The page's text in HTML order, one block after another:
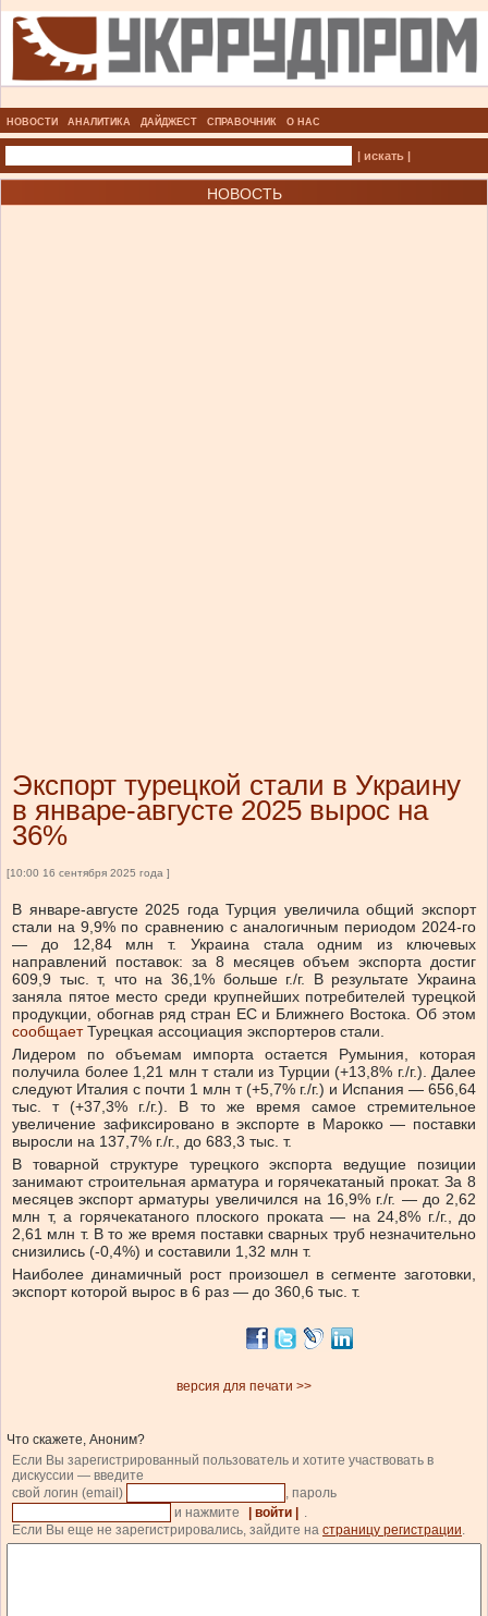
НОВОСТИ АНАЛИТИКА ДАЙДЖЕСТ СПРАВОЧНИК О НАС
| искать |
НОВОСТЬ
Экспорт турецкой стали в Украину
в январе-августе 2025 вырос на
36%
[10:00 16 сентября 2025 года ]
В январе-августе 2025 года Турция увеличила общий экспорт
стали на 9,9% по сравнению с аналогичным периодом 2024-го
— до 12,84 млн т. Украина стала одним из ключевых
направлений поставок: за 8 месяцев объем экспорта достиг
609,9 тыс. т, что на 36,1% больше г./г. В результате Украина
заняла пятое место среди крупнейших потребителей турецкой
продукции, обогнав ряд стран ЕС и Ближнего Востока. Об этом
сообщаетТурецкая ассоциация экспортеров стали.
Лидером по объемам импорта остается Румыния, которая
получила более 1,21 млн т стали из Турции (+13,8% г./г.). Далее
следуют Италия с почти 1 млн т (+5,7% г./г.) и Испания — 656,64
тыс. т (+37,3% г./г.). В то же время самое стремительное
увеличение зафиксировано в экспорте в Марокко — поставки
выросли на 137,7% г./г., до 683,3 тыс. т.
В товарной структуре турецкого экспорта ведущие позиции
занимают строительная арматура и горячекатаный прокат. За 8
месяцев экспорт арматуры увеличился на 16,9% г./г. — до 2,62
млн т, а горячекатаного плоского проката — на 24,8% г./г., до
2,61 млн т. В то же время поставки сварных труб незначительно
снизились (-0,4%) и составили 1,32 млн т.
Наиболее динамичный рост произошел в сегменте заготовки,
экспорт которой вырос в 6 раз — до 360,6 тыс. т.
версия для печати >>
Что скажете, Аноним?
Если Вы зарегистрированный пользователь и хотите участвовать в
дискуссии — введите
свой логин (email)
, пароль
и нажмите
| войти |
.
Если Вы еще не зарегистрировались, зайдите на страницу регистрации.